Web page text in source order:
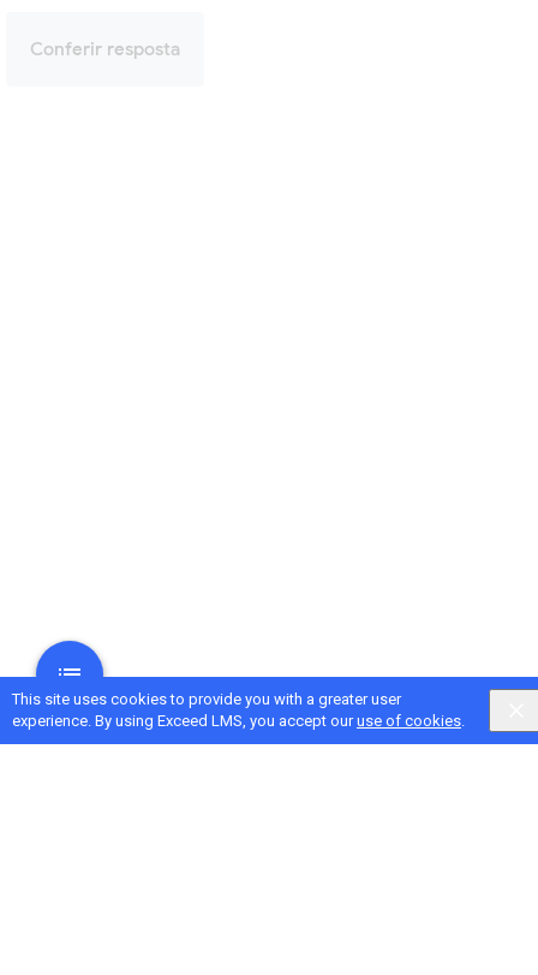
This site uses cookies to provide you with a greater user
experience. By using Exceed LMS, you accept ouruse of cookies.
Conferir resposta